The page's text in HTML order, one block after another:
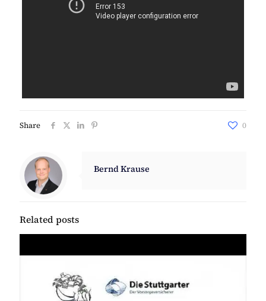
Share 0
Bernd Krause
Related posts